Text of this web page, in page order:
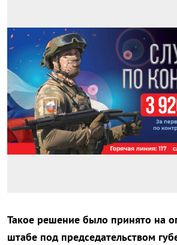
Такое решение было принято на
штабе под председательством